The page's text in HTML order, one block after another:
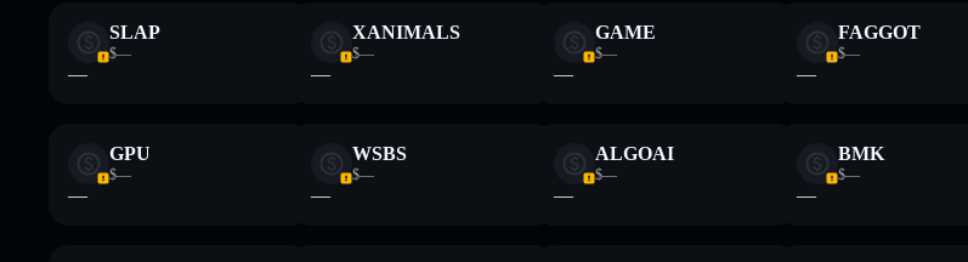
SLAP
$—
—
XANIMALS
$—
—
GAME
$—
—
FAGGOT
$—
—
GPU
$—
—
WSBS
$—
—
ALGOAI
$—
—
BMK
$—
—